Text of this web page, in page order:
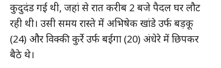
कुदुदंड गई थी, जहां से रात करीब 2 बजे पैदल घर लौट
रही थी। उसी समय रास्ते में अभिषेक खांडे उर्फ बड़कू
(24) और विक्की कुर्रे उर्फ बईगा (20) अंधेरे में छिपकर
बैठे थे।